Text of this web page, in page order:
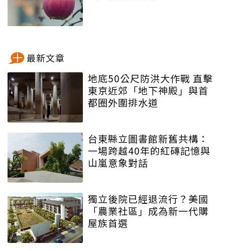
最新文章
地底50公尺防洪大作戰 直擊
東京近郊「地下神殿」與首
都圈外圍排水道
台東縣立圖書館新舊共構：
一場跨越40年的紅磚記憶與
山嵐意象對話
獨立後院已經退流行？美國
「農業社區」成為新一代購
屋族首選